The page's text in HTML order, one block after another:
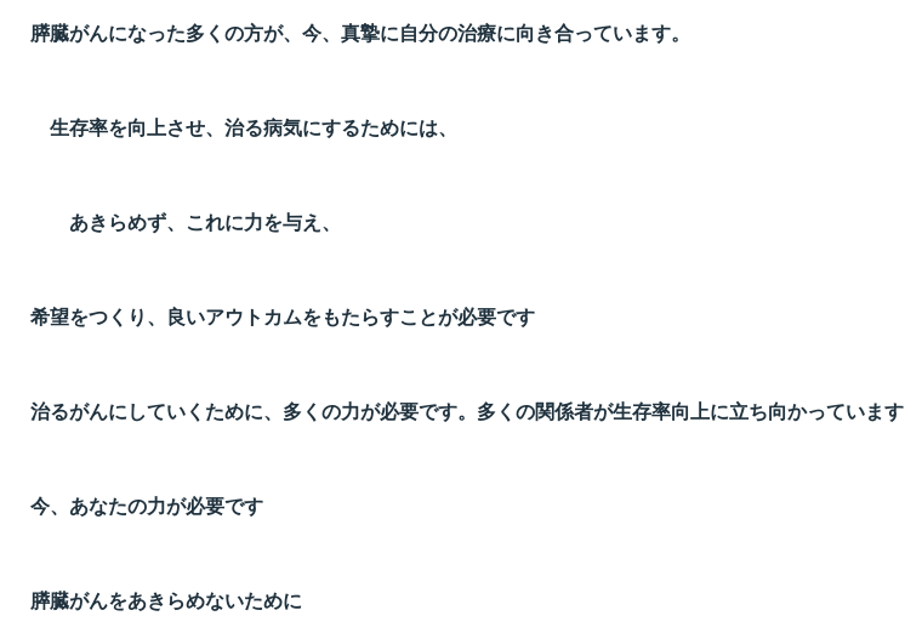
膵臓がんになった多くの方が、今、真摯に自分の治療に向き合っています。
生存率を向上させ、治る病気にするためには、
あきらめず、これに力を与え、
希望をつくり、良いアウトカムをもたらすことが必要です
治るがんにしていくために、多くの力が必要です。多くの関係者が生存率向上に立ち向かっています
今、あなたの力が必要です
膵臓がんをあきらめないために